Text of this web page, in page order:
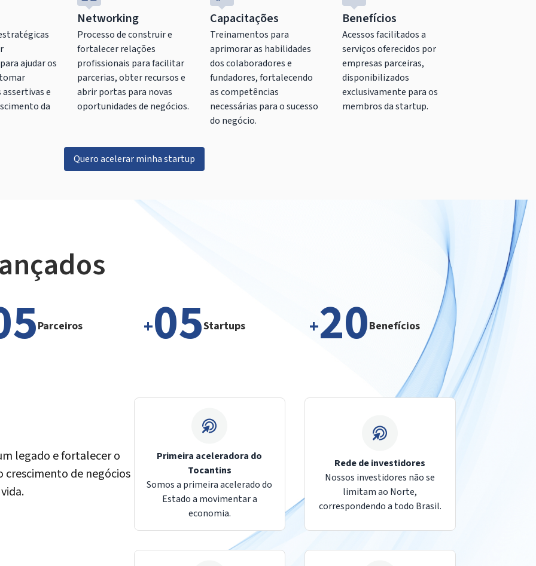
ajudar os
assertivas e
da
Networking
Processo de construir e
fortalecer relações
profissionais para facilitar
parcerias, obter recursos e
abrir portas para novas
oportunidades de negócios.
Capacitações
Treinamentos para
aprimorar as habilidades
dos colaboradores e
fundadores, fortalecendo
as competências
necessárias para o sucesso
do negócio.
Benefícios
Acessos facilitados a
serviços oferecidos por
empresas parceiras,
disponibilizados
exclusivamente para os
membros da startup.
Quero acelerar minha startup
Parceiros +05Startups +20Benefícios
legado e fortalecer o
crescimento de negócios
Primeira aceleradora do
Tocantins
Somos a primeira acelerado do
Estado a movimentar a
economia.
Rede de investidores
Nossos investidores não se
limitam ao Norte,
correspondendo a todo Brasil.